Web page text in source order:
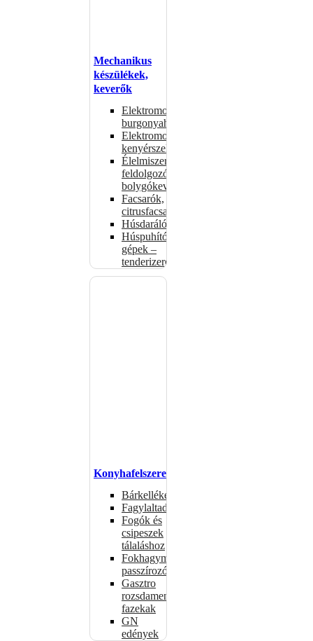
Mechanikus
készülékek,
keverők
Elektromos
burgonyahámozók
Elektromos
kenyérszeletelők
Élelmiszer-
feldolgozók –
bolygókeverők
Facsarók,
citrusfacsarók
Húsdarálók
Húspuhító
gépek –
tenderizerek
Konyhafelszerelés
Bárkellékek
Fagylaltadagolók
Fogók és
csipeszek
tálaláshoz
Fokhagymaprések,
passzírozók
Gasztro
rozsdamentes
fazekak
GN
edények